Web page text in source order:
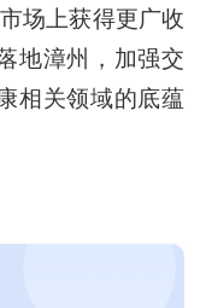
场上获得更广收
地漳州，加强交
相关领域的底蕴